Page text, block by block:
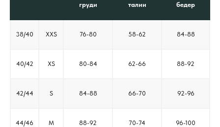
груди
талии
бедер
38/40 XXS 76-80 58-62 84-88
40/42 XS 80-84 62-66 88-92
42/44 S 84-88 66-70 92-96
44/46 M 88-92 70-74 96-100